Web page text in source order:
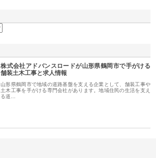
株式会社アドバンスロードが山形県鶴岡市で手がける
舗装土木工事と求人情報
山形県鶴岡市で地域の道路基盤を支える企業として、舗装工事や
土木工事を手がける専門会社があります。地域住民の生活を支え
る道…